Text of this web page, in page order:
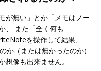
が無い」とか「メモはノー
、 また「全く何も
を操作して結果、
か（または無かったのか）
想像も出来ません。